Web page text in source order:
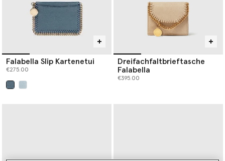
Falabella Slip Kartenetui
€275.00
Dreifachfaltbrieftasche
Falabella
€395.00